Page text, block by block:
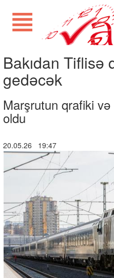
Bakıdan Tiflisə
gedəcək
Marşrutun qrafiki və
oldu
20.05.26 19:47